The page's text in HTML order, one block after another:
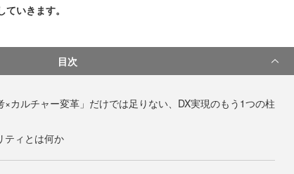
いきます。
目次
×カルチャー変革」だけでは足りない、DX実現のもう1つの柱
ティとは何か